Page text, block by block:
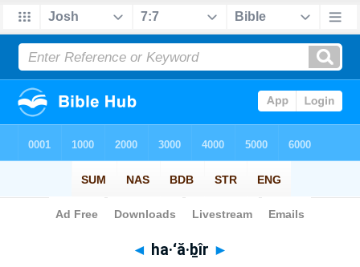
Bible> Strong's > Hebrew
◄ ha·‘ă·ḇîr ►